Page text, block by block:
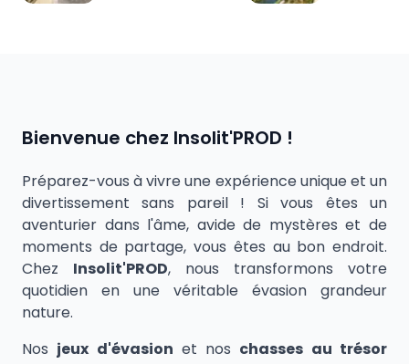
Bienvenue chez Insolit'PROD !
Préparez-vous à vivre une expérience unique et un
divertissement sans pareil ! Si vous êtes un
aventurier dans l'âme, avide de mystères et de
moments de partage, vous êtes au bon endroit.
Chez Insolit'PROD, nous transformons votre
quotidien en une véritable évasion grandeur
nature.
Nos jeux d'évasion et nos chasses au trésor